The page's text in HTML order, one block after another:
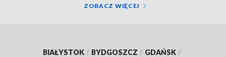
ZOBACZ WIĘCEJ
BIAŁYSTOK / BYDGOSZCZ / GDAŃSK /